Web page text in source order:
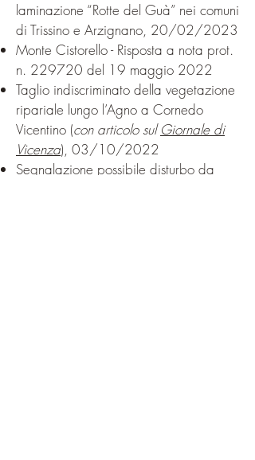
laminazione “Rotte del Guà” nei comuni
di Trissino e Arzignano, 20/02/2023
Monte Cistorello - Risposta a nota prot.
n. 229720 del 19 maggio 2022
Taglio indiscriminato della vegetazione
ripariale lungo l’Agno a Cornedo
Vicentino (con articolo sulGiornale di
Vicenza), 03/10/2022
Segnalazione possibile disturbo da